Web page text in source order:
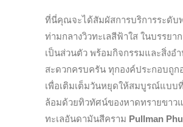
ที่นี่คุณจะได้สัมผัสการบริการระดับ
ท่ามกลางวิวทะเลสีฟ้าใส ในบรรยา
เป็นส่วนตัว พร้อมกิจกรรมและสิ่งอ
สะดวกครบครัน ทุกองค์ประกอบถูก
เพื่อเติมเต็มวันหยุดให้สมบูรณ์แบบ
ล้อมด้วยทิวทัศน์ของหาดทรายขาว
ทะเลอันดามันสีคราม Pullman